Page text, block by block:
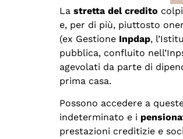
La stretta del credito
e, per di più, piuttosto
(ex Gestione Inpdap,
pubblica, confluito
agevolati da parte di
prima casa.
Possono accedere a
indeterminato e i
prestazioni creditizie e